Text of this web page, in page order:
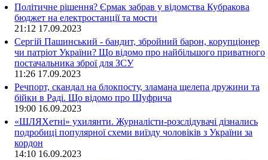
Політичне рішення? Єрмак забрав у відомства Кубракова
бюджет на електростанції та мости
21:12 17.09.2023
Сергій Пашинський - бандит, збройний барон, корупціонер
чи патріот України? Що відомо про найбільшого приватного
постачальника зброї для ЗСУ
11:26 17.09.2023
Речпорт, скандал на блокпосту, зламана щелепа дружини та
бійки в Раді. Що відомо про Шуфрича
19:00 16.09.2023
«ШЛЯХетні» ухилянти. Журналісти-розслідувачі дізнались
подробиці популярної схеми виїзду чоловіків з України за
кордон
14:10 16.09.2023